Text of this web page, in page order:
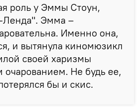
роль у Эммы Стоун,
Ленда". Эмма –
Именно она,
и вытянула киномюзикл
своей харизмы
очарованием. Не будь ее,
бы и скис.